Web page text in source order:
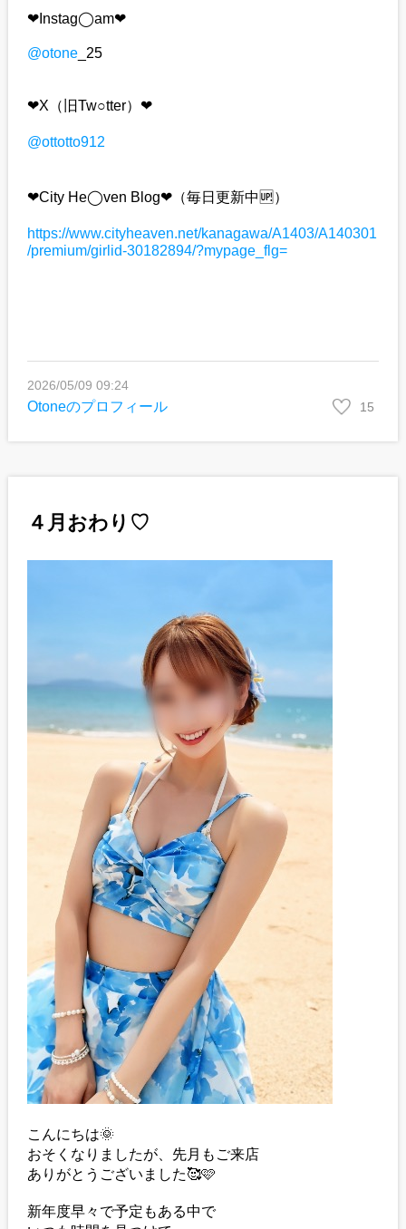
❤︎Instag◯am❤︎
@otone _25
❤︎X（旧Tw○tter）❤︎
@ottotto912
❤︎City He◯ven Blog❤︎（毎日更新中🆙）
https://www.cityheaven.net/kanagawa/A1403/A140301
/premium/girlid-30182894/?mypage_flg=
15
2026/05/09 09:24
Otoneのプロフィール
４月おわり♡
こんにちは🌞
おそくなりましたが、先月もご来店
ありがとうございました🥰🩷
新年度早々で予定もある中で